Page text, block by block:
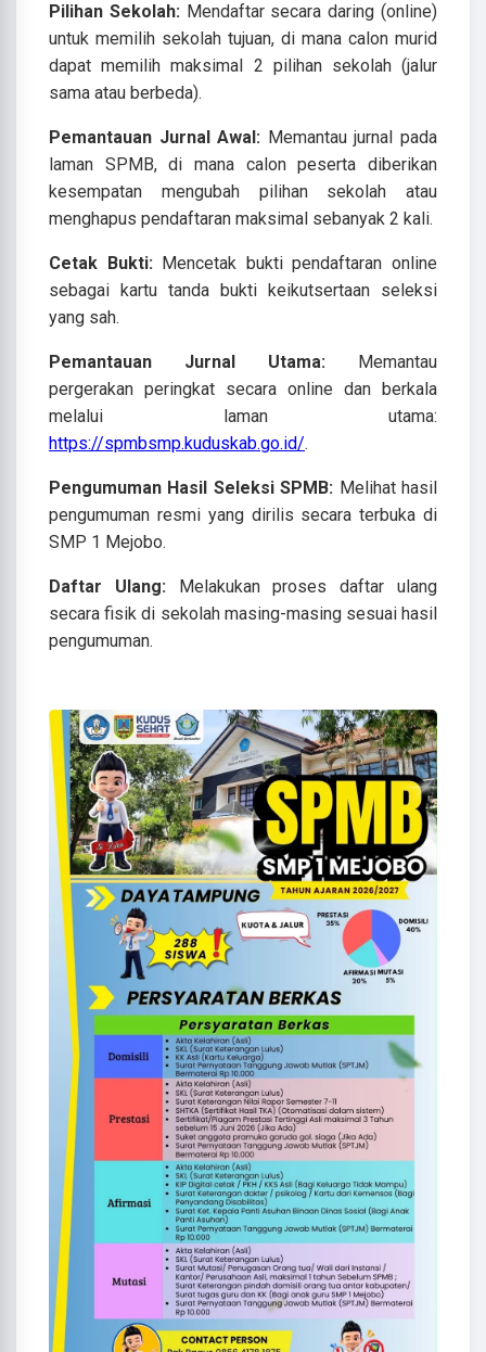
Pilihan Sekolah:Mendaftar secara daring (online)
untuk memilih sekolah tujuan, di mana calon murid
dapat memilih maksimal 2 pilihan sekolah (jalur
sama atau berbeda).
Pemantauan Jurnal Awal: Memantau jurnal pada
laman SPMB, di mana calon peserta diberikan
kesempatan mengubah pilihan sekolah atau
menghapus pendaftaran maksimal sebanyak 2 kali.
Cetak Bukti:Mencetak bukti pendaftaran online
sebagai kartu tanda bukti keikutsertaan seleksi
yang sah.
Pemantauan Jurnal Utama: Memantau
pergerakan peringkat secara online dan berkala
melalui laman utama:
https://spmbsmp.kuduskab.go.id/.
Pengumuman Hasil Seleksi SPMB: Melihat hasil
pengumuman resmi yang dirilis secara terbuka di
SMP 1 Mejobo.
Daftar Ulang:Melakukan proses daftar ulang
secara fisik di sekolah masing-masing sesuai hasil
pengumuman.